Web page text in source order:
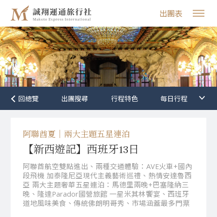
出團表
行程特色
阿聯酋夏｜兩大主題五星連泊
【新西遊記】西班牙13日
阿聯酋航空雙點進出、兩種交通體驗：AVE火車+國內
段飛機 加泰隆尼亞現代主義藝術巡禮、熱情安達魯西
亞 兩大主題奢華五星連泊：馬德里兩晚+巴塞隆納三
晚、隆達Parador國營旅館 一星米其林饗宴、西班牙
道地風味美食、傳統佛朗明哥秀、市場涵蓋最多門票